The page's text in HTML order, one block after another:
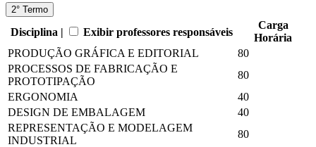
2° Termo
Disciplina | Exibir professores responsáveis
Carga
Horária
PRODUÇÃO GRÁFICA E EDITORIAL
80
PROCESSOS DE FABRICAÇÃO E
PROTOTIPAÇÃO
80
ERGONOMIA
40
DESIGN DE EMBALAGEM
40
REPRESENTAÇÃO E MODELAGEM
INDUSTRIAL
80